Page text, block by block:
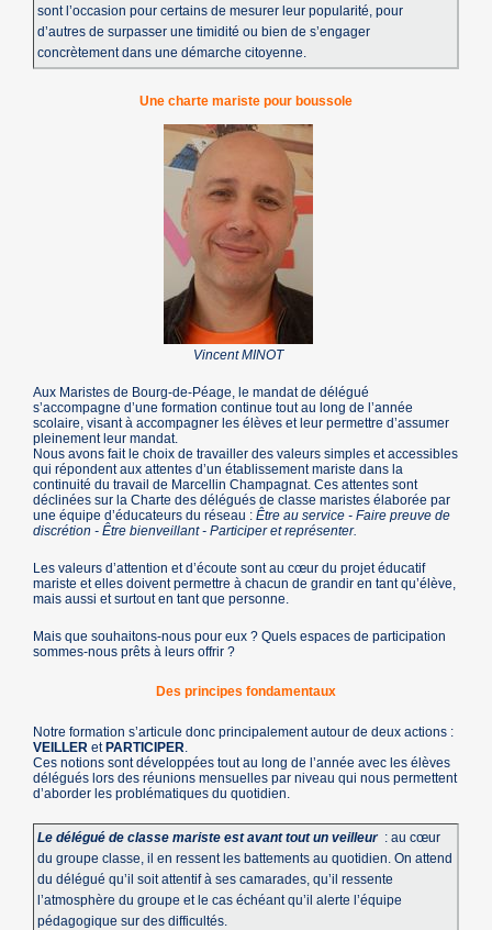
sont l’occasion pour certains de mesurer leur popularité, pour
d’autres de surpasser une timidité ou bien de s’engager
concrètement dans une démarche citoyenne.
Une charte mariste pour boussole
Vincent MINOT
Aux Maristes de Bourg-de-Péage, le mandat de délégué
s’accompagne d’une formation continue tout au long de l’année
scolaire, visant à accompagner les élèves et leur permettre d’assumer
pleinement leur mandat.
Nous avons fait le choix de travailler des valeurs simples et accessibles
qui répondent aux attentes d’un établissement mariste dans la
continuité du travail de Marcellin Champagnat. Ces attentes sont
déclinées sur la Charte des délégués de classe maristes élaborée par
une équipe d’éducateurs du réseau : Être au service - Faire preuve de
discrétion - Être bienveillant - Participer et représenter.
Les valeurs d’attention et d’écoute sont au cœur du projet éducatif
mariste et elles doivent permettre à chacun de grandir en tant qu’élève,
mais aussi et surtout en tant que personne.
Mais que souhaitons-nous pour eux ? Quels espaces de participation
sommes-nous prêts à leurs offrir ?
Des principes fondamentaux
Notre formation s’articule donc principalement autour de deux actions :
VEILLERetPARTICIPER
Ces notions sont développées tout au long de l’année avec les élèves
délégués lors des réunions mensuelles par niveau qui nous permettent
d’aborder les problématiques du quotidien.
Le délégué de classe mariste est avant tout un veilleur : au cœur
du groupe classe, il en ressent les battements au quotidien. On attend
du délégué qu’il soit attentif à ses camarades, qu’il ressente
l’atmosphère du groupe et le cas échéant qu’il alerte l’équipe
pédagogique sur des difficultés.